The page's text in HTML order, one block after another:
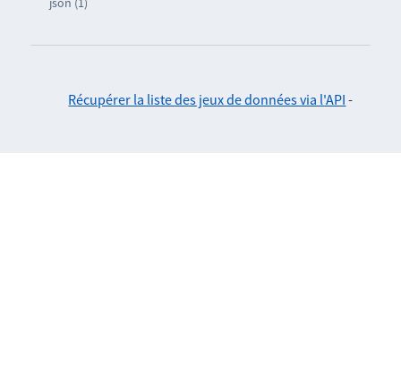
Récupérer la liste des jeux de données via l'API -